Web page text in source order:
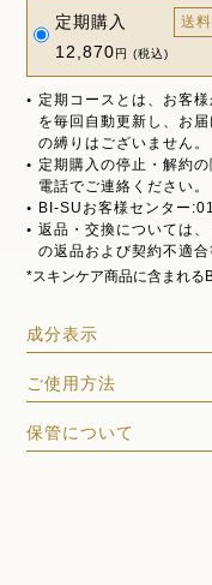
定期購入 送
12,870円 (税込)
定期コースとは、お客
を毎回自動更新し、お
の縛りはございません。
定期購入の停止・解約
電話でご連絡ください。
BI-SUお客様センター
返品・交換については
の返品および契約不適
*スキンケア商品に含まれる
成分表示
ご使用方法
保管について